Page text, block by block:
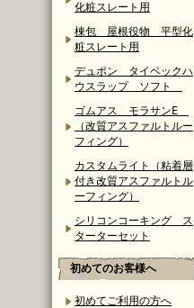
化粧スレート用
棟包 屋根役物 平型化
粧スレート用
デュポン タイベックハ
ウスラップ ソフト
ゴムアス モラサンE
（改質アスファルトルー
フィング）
カスタムライト（粘着層
付き改質アスファルトル
ーフィング）
シリコンコーキング ス
ターターセット
初めてのお客様へ
初めてご利用の方へ